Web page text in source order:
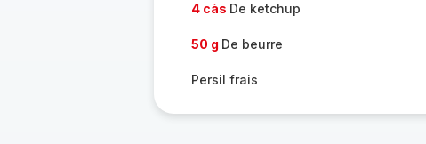
4 càs De ketchup
50 g De beurre
Persil frais